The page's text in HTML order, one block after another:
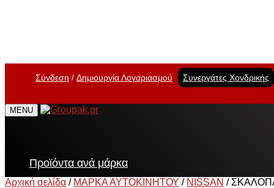
Σύνδεση Δημιουργία Λογαριασμού Συνεργάτες Χονδρικής
MENU
Προϊόντα ανά μάρκα
Αρχική σελίδα / ΜΑΡΚΑ ΑΥΤΟΚΙΝΗΤΟΥ / NISSAN /